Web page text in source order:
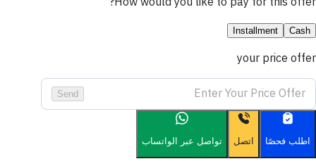
Cash
Installment
your price offer
Send
اطلب فحصًا اتصل تواصل عبر الواتساب